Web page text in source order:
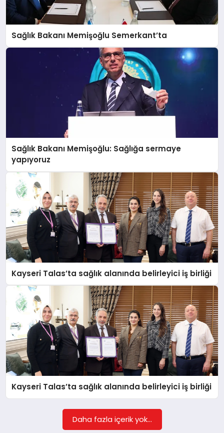
EKONOMI
SAĞLIK
SPOR
TEKNOLOJI
Sağlık Bakanı Memişoğlu Semerkant’ta
Sağlık Bakanı Memişoğlu: Sağlığa sermaye
yapıyoruz
Kayseri Talas’ta sağlık alanında belirleyici iş birliği
Kayseri Talas’ta sağlık alanında belirleyici iş birliği
Daha fazla içerik yok...